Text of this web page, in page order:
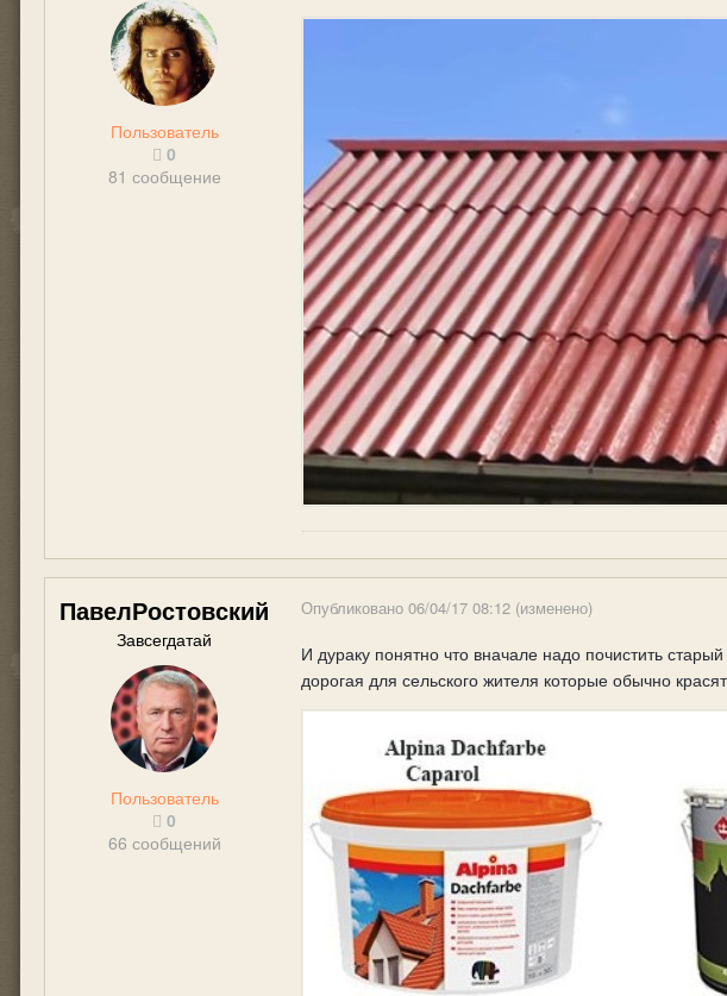
Пользователь
0
81 сообщение
ПавелРостовский
Завсегдатай
Пользователь
0
66 сообщений
Опубликовано 06/04/17 08:12 (изменено)
И дураку понятно что вначале надо почистить
дорогая для сельского жителя которые обычно